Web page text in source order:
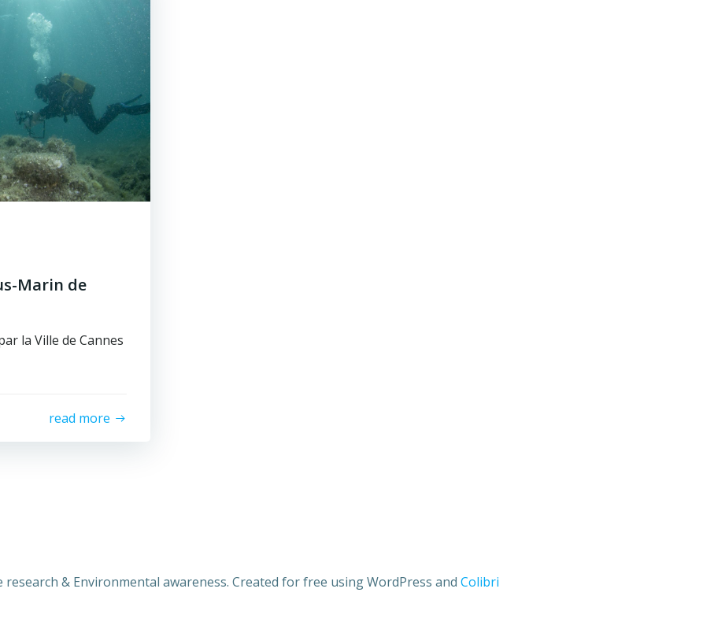
Marin de
la Ville de Cannes
read more
research & Environmental awareness. Created for free using WordPress and Colibri